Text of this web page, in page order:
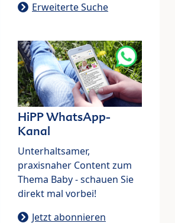
Erweiterte Suche
HiPP WhatsApp-
Kanal
Unterhaltsamer,
praxisnaher Content zum
Thema Baby - schauen Sie
direkt mal vorbei!
Jetzt abonnieren